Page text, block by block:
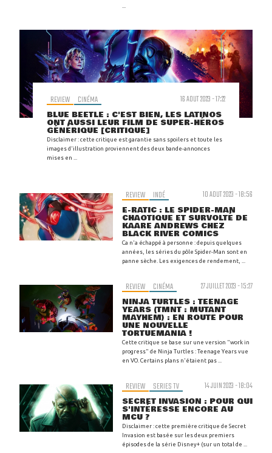
REVIEW CINÉMA 16 AOUT 2023 - 17:22
BLUE BEETLE : C'EST BIEN, LES LATINOS
ONT AUSSI LEUR FILM DE SUPER-HÉROS
GÉNÉRIQUE [CRITIQUE]
Disclaimer : cette critique est garantie sans spoilers et toute les
images d'illustration proviennent des deux bande-annonces
mises en ...
REVIEW INDÉ 10 AOUT 2023 - 18:56
E-RATIC : LE SPIDER-MAN
CHAOTIQUE ET SURVOLTÉ DE
KAARE ANDREWS CHEZ
BLACK RIVER COMICS
Ca n'a échappé à personne : depuis quelques
années, les séries du pôle Spider-Man sont en
panne sèche. Les exigences de rendement, ...
REVIEW CINÉMA 27 JUILLET 2023 - 15:27
NINJA TURTLES : TEENAGE
YEARS (TMNT : MUTANT
MAYHEM) : EN ROUTE POUR
UNE NOUVELLE
TORTUEMANIA !
Cette critique se base sur une version "work in
progress" de Ninja Turtles : Teenage Years vue
en VO. Certains plans n'étaient pas ...
REVIEW SERIES TV 14 JUIN 2023 - 18:04
SECRET INVASION : POUR QUI
S'INTÉRESSE ENCORE AU
MCU ?
Disclaimer : cette première critique de Secret
Invasion est basée sur les deux premiers
épisodes de la série Disney+ (sur un total de ...